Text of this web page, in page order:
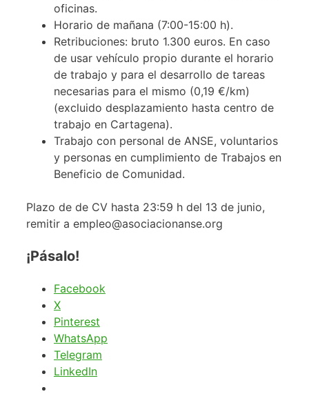
oficinas.
Horario de mañana (7:00-15:00 h).
Retribuciones: bruto 1.300 euros. En caso
de usar vehículo propio durante el horario
de trabajo y para el desarrollo de tareas
necesarias para el mismo (0,19 €/km)
(excluido desplazamiento hasta centro de
trabajo en Cartagena).
Trabajo con personal de ANSE, voluntarios
y personas en cumplimiento de Trabajos en
Beneficio de Comunidad.
Plazo de de CV hasta 23:59 h del 13 de junio,
remitir a empleo@asociacionanse.org
¡Pásalo!
Facebook
X
Pinterest
WhatsApp
Telegram
LinkedIn